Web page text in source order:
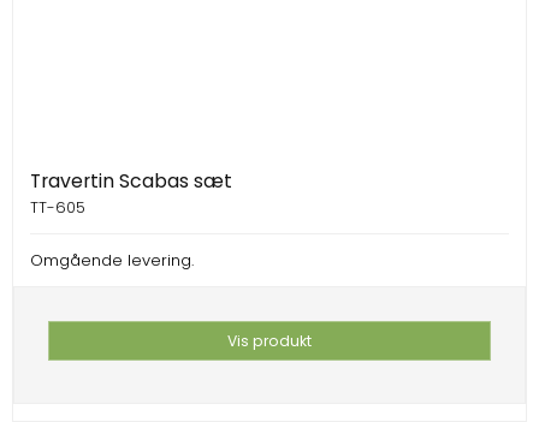
Travertin Scabas sæt
TT-605
Omgående levering.
Vis produkt